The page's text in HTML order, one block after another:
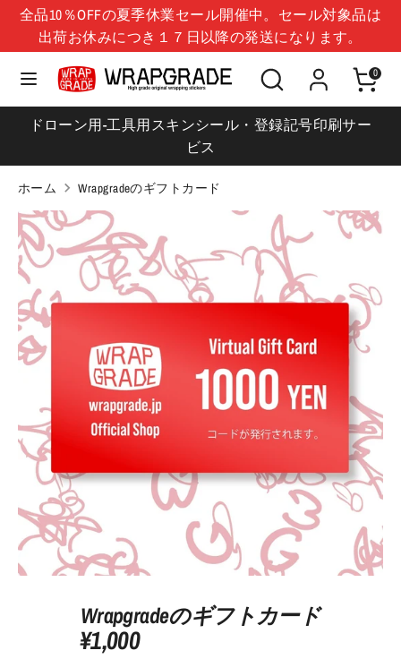
テ
動
全品10％OFFの夏季休業セール開催中。セール対象品は
出荷お休みにつき１７日以降の発送になります。
シ
ョ
ッ
プ
を
検
索
0
日本 (JPY ¥)
言
語
日本語
検
索
シ
ョ
ッ
を
索
ドローン用-工具用スキンシール・登録記号印刷サー
ビス
ホーム Wrapgradeのギフトカード
Wrapgradeのギフトカード
¥1,000